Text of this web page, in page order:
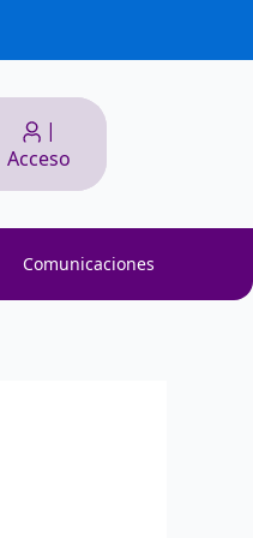
|
Acceso
Comunicaciones